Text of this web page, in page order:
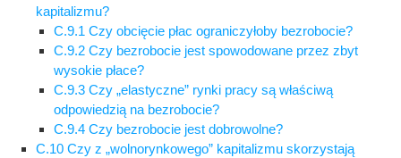
kapitalizmu?
C.9.1 Czy obcięcie płac ograniczyłoby bezrobocie?
C.9.2 Czy bezrobocie jest spowodowane przez zbyt
wysokie płace?
C.9.3 Czy „elastyczne” rynki pracy są właściwą
odpowiedzią na bezrobocie?
C.9.4 Czy bezrobocie jest dobrowolne?
C.10 Czy z „wolnorynkowego” kapitalizmu skorzystają